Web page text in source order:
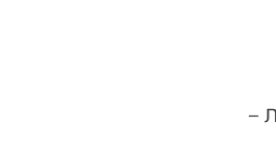
–